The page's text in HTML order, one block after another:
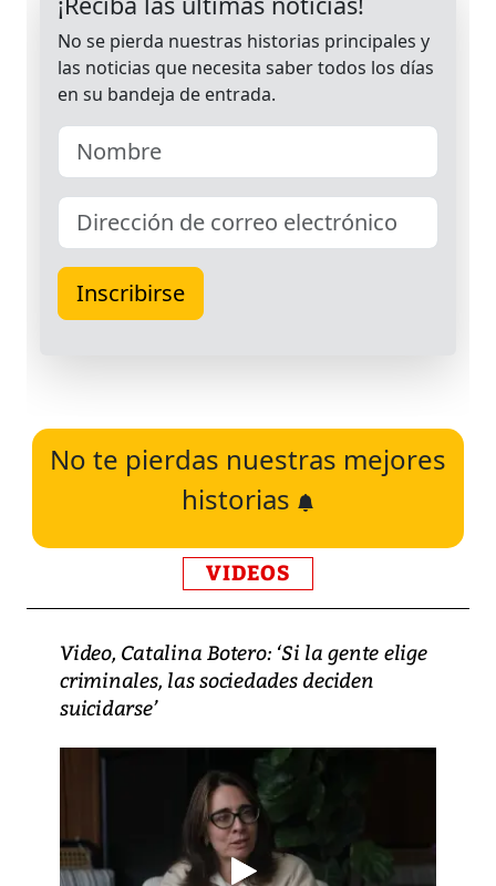
No te pierdas nuestras mejores
historias
VIDEOS
Video, Catalina Botero: ‘Si la gente elige
criminales, las sociedades deciden
suicidarse’